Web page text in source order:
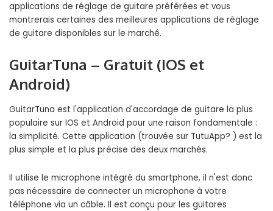
applications de réglage de guitare préférées et vous
montrerais certaines des meilleures applications de réglage
de guitare disponibles sur le marché.
GuitarTuna – Gratuit (IOS et
Android)
GuitarTuna est l'application d'accordage de guitare la plus
populaire sur IOS et Android pour une raison fondamentale :
la simplicité. Cette application (trouvée sur TutuApp? ) est la
plus simple et la plus précise des deux marchés.
Il utilise le microphone intégré du smartphone, il n'est donc
pas nécessaire de connecter un microphone à votre
téléphone via un câble. Il est conçu pour les guitares